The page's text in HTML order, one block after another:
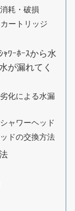
耗・破損
ートリッジ
ﾜｰﾎｰｽから水
が漏れてく
化による水漏
ャワーヘッド
ドの交換方法